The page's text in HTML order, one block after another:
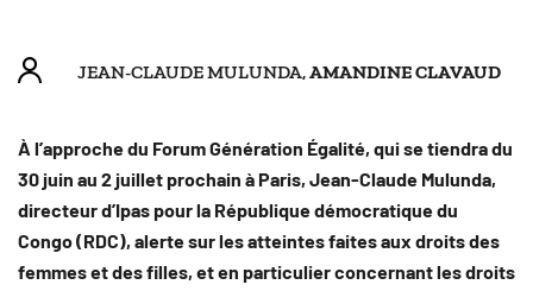
JEAN-CLAUDE MULUNDA,AMANDINE CLAVAUD
À l’approche du Forum Génération Égalité, qui se tiendra du
30 juin au 2 juillet prochain à Paris, Jean-Claude Mulunda,
directeur d’Ipas pour la République démocratique du
Congo (RDC), alerte sur les atteintes faites aux droits des
femmes et des filles, et en particulier concernant les droits